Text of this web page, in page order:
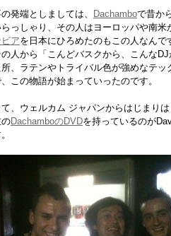
発端としましては、 Dachamboで昔か
らっしゃり、その人はヨーロッパや南米
ビアを日本にひろめたのもこの人なんで
の人から「こんどバスクから、こんな
所、ラテンやトライバル色が強めなテ
この物語が始まっていったのです。
て、ウェルカム ジャパンからはじまりは
のDachamboのDVDを持っているのが